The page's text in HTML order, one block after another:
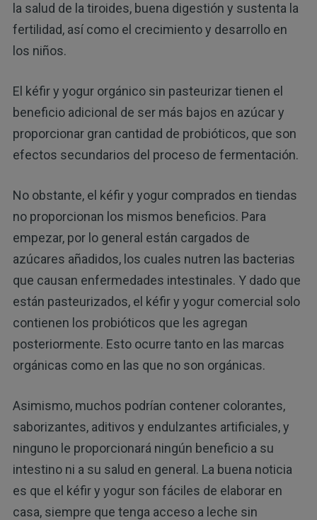
la salud de la tiroides, buena digestión y sustenta la
fertilidad, así como el crecimiento y desarrollo en
los niños.
El kéfir y yogur orgánico sin pasteurizar tienen el
beneficio adicional de ser más bajos en azúcar y
proporcionar gran cantidad de probióticos, que son
efectos secundarios del proceso de fermentación.
No obstante, el kéfir y yogur comprados en tiendas
no proporcionan los mismos beneficios. Para
empezar, por lo general están cargados de
azúcares añadidos, los cuales nutren las bacterias
que causan enfermedades intestinales. Y dado que
están pasteurizados, el kéfir y yogur comercial solo
contienen los probióticos que les agregan
posteriormente. Esto ocurre tanto en las marcas
orgánicas como en las que no son orgánicas.
Asimismo, muchos podrían contener colorantes,
saborizantes, aditivos y endulzantes artificiales, y
ninguno le proporcionará ningún beneficio a su
intestino ni a su salud en general. La buena noticia
es que el kéfir y yogur son fáciles de elaborar en
casa, siempre que tenga acceso a leche sin